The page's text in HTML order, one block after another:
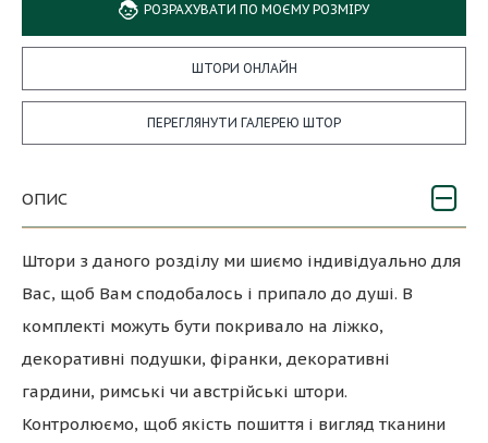
РОЗРАХУВАТИ ПО МОЄМУ РОЗМІРУ
ШТОРИ ОНЛАЙН
ПЕРЕГЛЯНУТИ ГАЛЕРЕЮ ШТОР
ОПИС
Штори з даного розділу ми шиємо індивідуально для
Вас, щоб Вам сподобалось і припало до душі. В
комплекті можуть бути покривало на ліжко,
декоративні подушки, фіранки, декоративні
гардини, римські чи австрійські штори.
Контролюємо, щоб якість пошиття і вигляд тканини